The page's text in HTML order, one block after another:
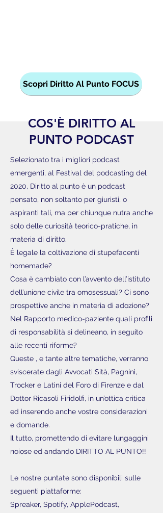
Scopri Diritto Al Punto FOCUS
COS'È DIRITTO AL
PUNTO PODCAST
Selezionato tra i migliori podcast
emergenti, al Festival del podcasting del
2020, Diritto al punto è un podcast
pensato, non soltanto per giuristi, o
aspiranti tali, ma per chiunque nutra anche
solo delle curiosità teorico-pratiche, in
materia di diritto.
È legale la coltivazione di stupefacenti
homemade?
Cosa è cambiato con l’avvento dell’istituto
dell’unione civile tra omosessuali? Ci sono
prospettive anche in materia di adozione?
Nel Rapporto medico-paziente quali profili
di responsabilità si delineano, in seguito
alle recenti riforme?
Queste , e tante altre tematiche, verranno
sviscerate dagli Avvocati Sità, Pagnini,
Trocker e Latini del Foro di Firenze e dal
Dottor Ricasoli Firidolfi, in un’ottica critica
ed inserendo anche vostre considerazioni
e domande.
Il tutto, promettendo di evitare lungaggini
noiose ed andando DIRITTO AL PUNTO!!
Le nostre puntate sono disponibili sulle
seguenti piattaforme:
Spreaker, Spotify, ApplePodcast,